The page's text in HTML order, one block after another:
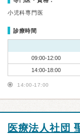
小児科専門医
診療時間
09:00-12:00
14:00-18:00
14:00-17:00
医療法人社団